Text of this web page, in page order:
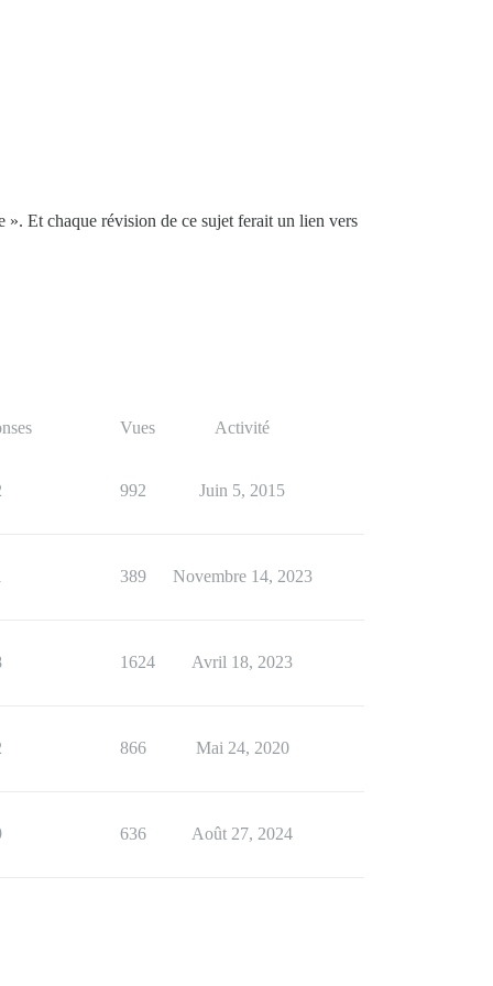
Et chaque révision de ce sujet ferait un lien vers
Vues Activité
992 Juin 5, 2015
389 Novembre 14, 2023
1624 Avril 18, 2023
866 Mai 24, 2020
636 Août 27, 2024